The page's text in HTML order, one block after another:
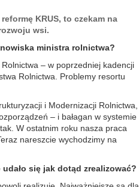
KRUS, to czekam na
wsi.
ministra rolnictwa?
– w poprzedniej kadencji
Rolnictwa. Problemy resortu
i Modernizacji Rolnictwa,
– i bałagan w systemie
W ostatnim roku nasza praca
nareszcie wychodzimy na
się jak dotąd zrealizować?